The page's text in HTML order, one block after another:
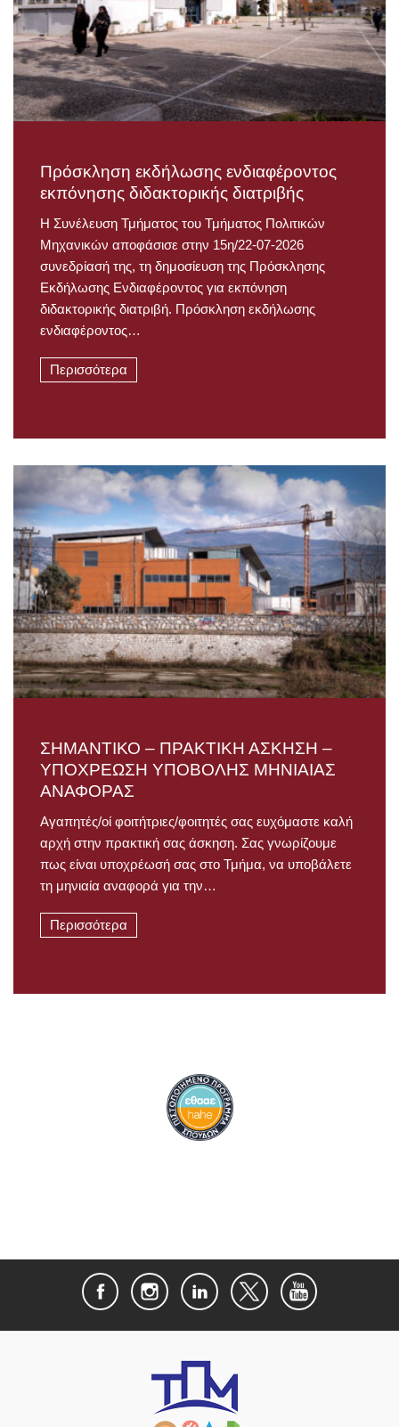
Πρόσκληση εκδήλωσης ενδιαφέροντος
εκπόνησης διδακτορικής διατριβής
Η Συνέλευση Τμήματος του Τμήματος Πολιτικών
Μηχανικών αποφάσισε στην 15η/22-07-2026
συνεδρίασή της, τη δημοσίευση της Πρόσκλησης
Εκδήλωσης Ενδιαφέροντος για εκπόνηση
διδακτορικής διατριβή. Πρόσκληση εκδήλωσης
ενδιαφέροντος…
Περισσότερα
ΣΗΜΑΝΤΙΚΟ – ΠΡΑΚΤΙΚΗ ΑΣΚΗΣΗ –
ΥΠΟΧΡΕΩΣΗ ΥΠΟΒΟΛΗΣ ΜΗΝΙΑΙΑΣ
ΑΝΑΦΟΡΑΣ
Αγαπητές/οί φοιτήτριες/φοιτητές σας ευχόμαστε καλή
αρχή στην πρακτική σας άσκηση. Σας γνωρίζουμε
πως είναι υποχρέωσή σας στο Τμήμα, να υποβάλετε
τη μηνιαία αναφορά για την…
Περισσότερα